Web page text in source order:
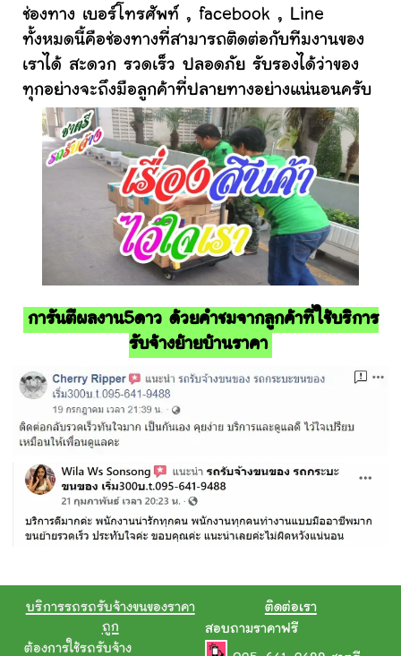
ช่องทาง เบอร์โทรศัพท์ , facebook , Line
ทั้งหมดนี้คือช่องทางที่สามารถติดต่อกับทีมงานของ
เราได้ สะดวก รวดเร็ว ปลอดภัย รับรองได้ว่าของ
ทุกอย่างจะถึงมือลูกค้าที่ปลายทางอย่างแน่นอนครับ
การันตีผลงาน5ดาว ด้วยคำชมจากลูกค้าที่ใช้บริการ
รับจ้างย้ายบ้านราคา
บริการรถรถรับจ้างขนของราคา
ถูก
ต้องการใช้รถรับจ้าง
ติดต่อเรา
สอบถามราคาฟรี